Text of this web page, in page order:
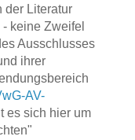
der Literatur
keine Zweifel
Ausschlusses
ihrer
AV-
es sich hier um